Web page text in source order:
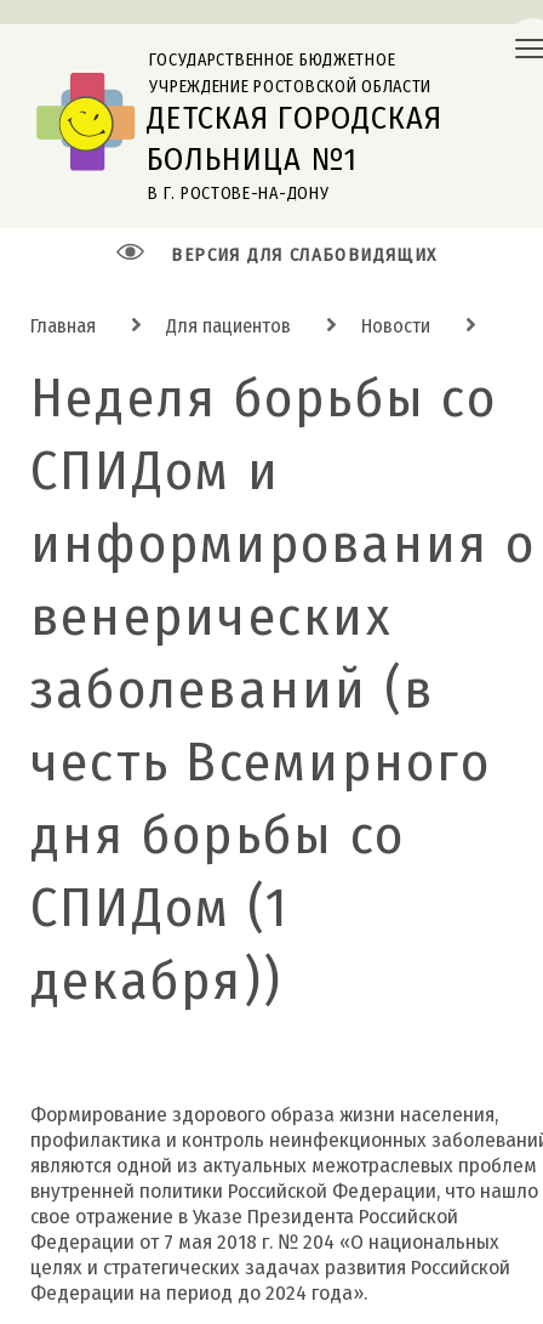
ДЕТСКАЯ ГОРОДСКАЯ
В Г. РОСТОВЕ-НА-ДОНУ
ГОСУДАРСТВЕННОЕ БЮДЖЕТНОЕ
УЧРЕЖДЕНИЕ РОСТОВСКОЙ ОБЛАСТИ
БОЛЬНИЦА №1
ВЕРСИЯ ДЛЯ СЛАБОВИДЯЩИХ
Главная Для пациентов Новости
Неделя борьбы со
СПИДом и
информирования о
венерических
заболеваний (в
честь Всемирного
дня борьбы со
СПИДом (1
декабря))
Формирование здорового образа жизни населения,
профилактика и контроль неинфекционных
являются одной из актуальных межотраслевых проблем
внутренней политики Российской Федерации, что нашло
свое отражение в Указе Президента Российской
Федерации от 7 мая 2018 г. № 204 «О национальных
целях и стратегических задачах развития Российской
Федерации на период до 2024 года».